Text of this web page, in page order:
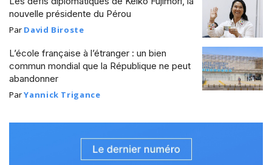
nouvelle présidente du Pérou
Par David Biroste
L’école française à l’étranger : un bien
commun mondial que la République ne peut
abandonner
ParYannick Trigance